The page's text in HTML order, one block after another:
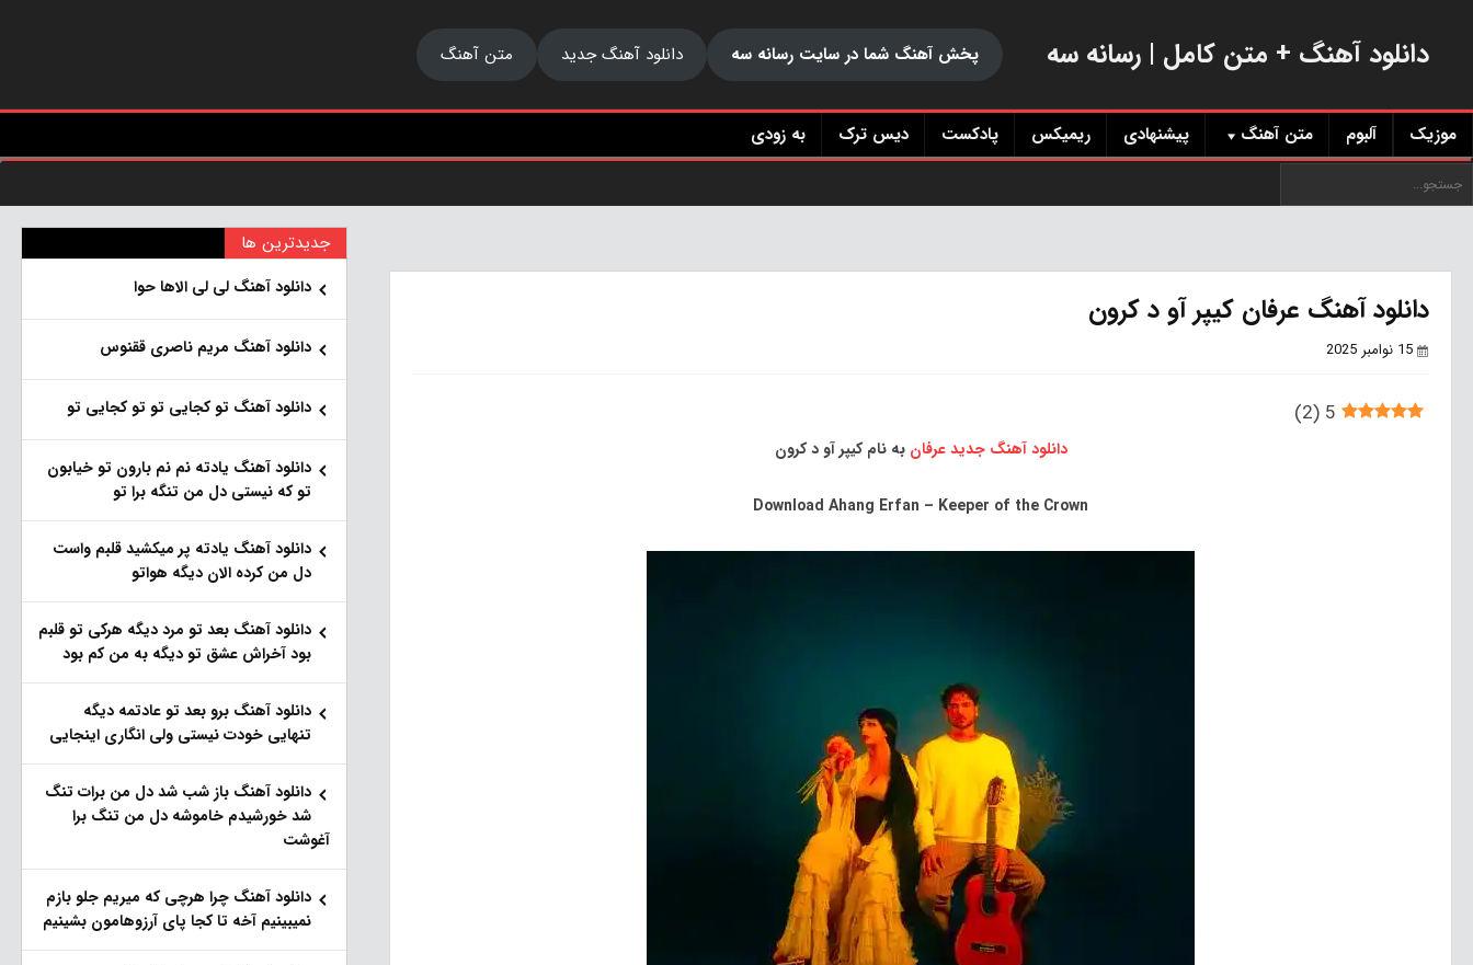
دانلود آهنگ + متن کامل | رسانه سه پخش آهنگ شما در سایت رسانه سه دانلود آهنگ جدید متن آهنگ
موزیک آلبوم متن آهنگ پیشنهادی ریمیکس پادکست دیس ترک به زودی
دانلود آهنگ عرفان کیپر آو د کرون
15 نوامبر 2025
5
(
2
)
دانلود آهنگ جدید عرفان به نام کیپر آو د کرون
Download Ahang Erfan – Keeper of the Crown
جدیدترین ها
دانلود آهنگ لی لی الاها حوا
دانلود آهنگ مریم ناصری ققنوس
دانلود آهنگ تو کجایی تو تو کجایی تو
دانلود آهنگ یادته نم نم بارون تو خیابون
تو که نیستی دل من تنگه برا تو
دانلود آهنگ یادته پر میکشید قلبم واست
دل من کرده الان دیگه هواتو
دانلود آهنگ بعد تو مرد دیگه هرکی تو قلبم
بود آخراش عشق تو دیگه به من کم بود
دانلود آهنگ برو بعد تو عادتمه دیگه
تنهایی خودت نیستی ولی انگاری اینجایی
دانلود آهنگ باز شب شد دل من برات تنگ
شد خورشیدم خاموشه دل من تنگ برا
آغوشت
دانلود آهنگ چرا هرچی که میریم جلو بازم
نمیبینیم آخه تا کجا پای آرزوهامون بشینیم